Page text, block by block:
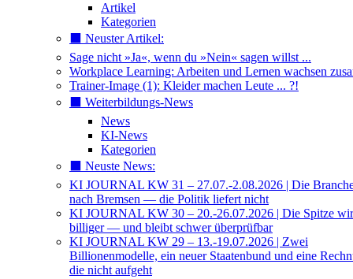
Artikel
Kategorien
⬛️ Neuster Artikel:
Sage nicht »Ja«, wenn du »Nein« sagen willst ...
Workplace Learning: Arbeiten und Lernen wachsen
Trainer-Image (1): Kleider machen Leute ... ?!
⬛️ Weiterbildungs-News
News
KI-News
Kategorien
⬛️ Neuste News:
KI JOURNAL KW 31 – 27.07.-2.08.2026 | Die
nach Bremsen — die Politik liefert nicht
KI JOURNAL KW 30 – 20.-26.07.2026 | Die Spitze
billiger — und bleibt schwer überprüfbar
KI JOURNAL KW 29 – 13.-19.07.2026 | Zwei
Billionenmodelle, ein neuer Staatenbund und eine
die nicht aufgeht